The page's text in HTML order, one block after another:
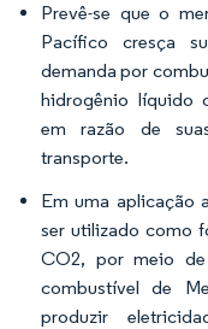
Prevê-se que o
Pacífico cresça
demanda por
hidrogênio líquido
em razão de
transporte.
Em uma aplicação
ser utilizado como
CO2, por meio de
combustível de
produzir